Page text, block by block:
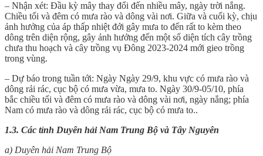
– Nhận xét: Đầu kỳ mây thay đổi đến nhiều mây, ngày trời nắng.
Chiều tối và đêm có mưa rào và dông vài nơi. Giữa và cuối kỳ, chịu
ảnh hưởng của áp thấp nhiệt đới gây mưa to đến rất to kèm theo
dông trên diện rộng, gây ảnh hưởng đến một số diện tích cây trồng
chưa thu hoạch và cây trồng vụ Đông 2023-2024 mới gieo trồng
trong vùng.
– Dự báo trong tuần tới: Ngày Ngày 29/9, khu vực có mưa rào và
dông rải rác, cục bộ có mưa vừa, mưa to. Ngày 30/9-05/10, phía
bắc chiều tối và đêm có mưa rào và dông vài nơi, ngày nắng; phía
Nam có mưa rào và dông rải rác, cục bộ có mưa to..
1.3. Các tỉnh Duyên hải Nam Trung Bộ và Tây Nguyên
a) Duyên hải Nam Trung Bộ